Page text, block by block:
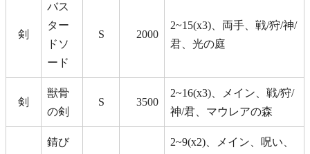
剣
バス
ター
ドソ
ード
S 2000
2~15(x3)、両手、戦/狩/神/
君、光の庭
剣
獣骨
の剣
S 3500
2~16(x3)、メイン、戦/狩/
神/君、マウレアの森
錆び
2~9(x2)、メイン、呪い、